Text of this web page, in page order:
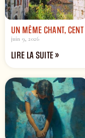
UN MÊME CHANT,
juin 9, 2026
LIRE LA SUITE »